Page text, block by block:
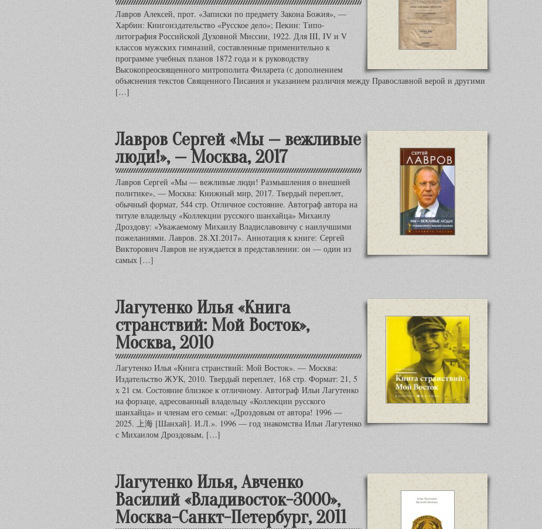
Лавров Алексей, прот. «Записки по предмету Закона Божия», —
Харбин: Книгоиздательство «Русское дело»; Пекин: Типо-
литография Российской Духовной Миссии, 1922. Для III, IV и V
классов мужских гимназий, составленные применительно к
программе учебных планов 1872 года и к руководству
Высокопреосвященного митрополита Филарета (с дополнением
объяснения текстов Священного Писания и указанием различия между Православной верой и другими
[…]
Лавров Сергей «Мы — вежливые
люди!», — Москва, 2017
Лавров Сергей «Мы — вежливые люди! Размышления о внешней
политике», — Москва: Книжный мир, 2017. Твердый переплет,
обычный формат, 544 стр. Отличное состояние. Автограф автора на
титуле владельцу «Коллекции русского шанхайца» Михаилу
Дроздову: «Уважаемому Михаилу Владиславовичу с наилучшими
пожеланиями. Лавров. 28.XI.2017». Аннотация к книге: Сергей
Викторович Лавров не нуждается в представлении: он — один из
самых […]
Лагутенко Илья «Книга
странствий: Мой Восток»,
Москва, 2010
Лагутенко Илья «Книга странствий: Мой Восток». — Москва:
Издательство ЖУК, 2010. Твердый переплет, 168 стр. Формат: 21, 5
х 21 см. Состояние близкое к отличному. Автограф Ильи Лагутенко
на форзаце, адресованный владельцу «Коллекции русского
шанхайца» и членам его семьи: «Дроздовым от автора! 1996 —
2025. 上海 [Шанхай]. И.Л.». 1996 — год знакомства Ильи Лагутенко
с Михаилом Дроздовым, […]
Лагутенко Илья, Авченко
Василий «Владивосток-3000»,
Москва-Санкт-Петербург, 2011